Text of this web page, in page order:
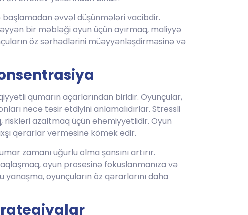
başlamadan əvvəl düşünmələri vacibdir.
bir məbləği oyun üçün ayırmaq, maliyyə
öz sərhədlərini müəyyənləşdirməsinə və
qumarın açarlarından biridir. Oyunçular,
necə təsir etdiyini anlamalıdırlar. Stressli
azaltmaq üçün əhəmiyyətlidir. Oyun
qərarlar verməsinə kömək edir.
zamanı uğurlu olma şansını artırır.
oyun prosesinə fokuslanmanıza və
oyunçuların öz qərarlarını daha